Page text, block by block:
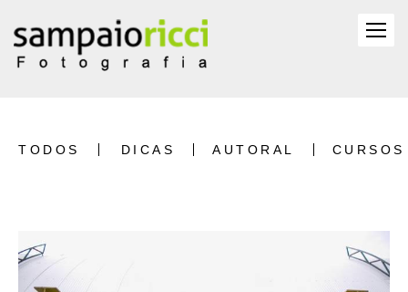
TODOS DICAS AUTORAL